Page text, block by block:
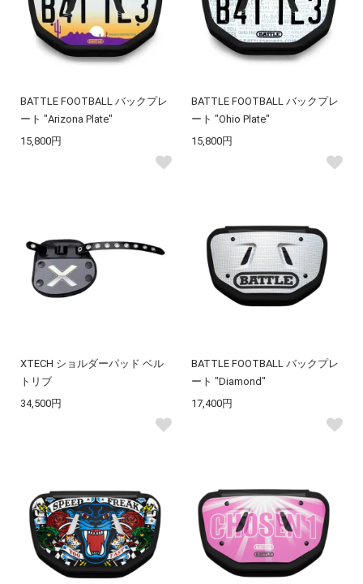
BATTLE FOOTBALL バックプレ
ート "Arizona Plate"
15,800円
BATTLE FOOTBALL バックプレ
ート "Ohio Plate"
15,800円
XTECH ショルダーパッド ベル
トリブ
34,500円
BATTLE FOOTBALL バックプレ
ート "Diamond"
17,400円